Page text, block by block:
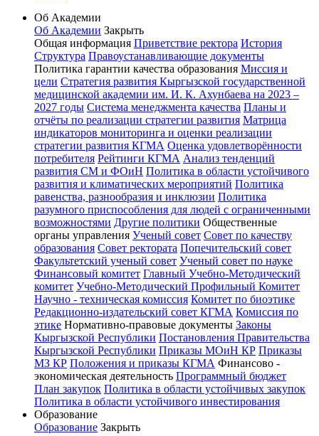
Об Академии
Об Академии Закрыть
Общая информация Приветствие ректора История
Структура Правоустанавливающие документы
Политика гарантии качества образования Миссия и
цели Стратегия развития Кыргызской государственной
медицинской академии им. И. К. Ахунбаева на 2023 –
2027 годы Система менеджмента качества Планы и
отчёты по реализации стратегии развития Матрица
индикаторов мониторинга и оценки реализации
стратегии развития КГМА Оценка удовлетворённости
потребителя Рейтинги КГМА Анализ тенденций
развития СМ и ФОиН Политика в области устойчивого
развития и климатических мероприятий Политика
равенства, разнообразия и инклюзии Политика
разумного приспособления для людей с ограниченными
возможностями Другие политики Общественные
органы управления Ученый совет Совет по качеству
образования Совет ректората Попечительский совет
Факультетский ученый совет Ученый совет по науке
Финансовый комитет Главный Учебно-Методический
комитет Учебно-Методический Профильный Комитет
Научно - техническая комиссия Комитет по биоэтике
Редакционно-издательский совет КГМА Комиссия по
этике Нормативно-правовые документы Законы
Кыргызской Республики Постановления Правительства
Кыргызской Республики Приказы МОиН КР Приказы
МЗ КР Положения и приказы КГМА Финансово -
экономическая деятельность Программный бюджет
План закупок Политика в области устойчивых закупок
Политика в области устойчивого инвестирования
Образование
Образование Закрыть